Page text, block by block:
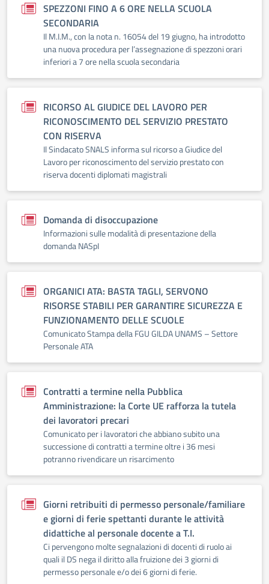
SPEZZONI FINO A 6 ORE NELLA SCUOLA
SECONDARIA
Il M.I.M., con la nota n. 16054 del 19 giugno, ha introdotto
una nuova procedura per l’assegnazione di spezzoni orari
inferiori a 7 ore nella scuola secondaria
RICORSO AL GIUDICE DEL LAVORO PER
RICONOSCIMENTO DEL SERVIZIO PRESTATO
CON RISERVA
Il Sindacato SNALS informa sul ricorso a Giudice del
Lavoro per riconoscimento del servizio prestato con
riserva docenti diplomati magistrali
Domanda di disoccupazione
Informazioni sulle modalità di presentazione della
domanda NASpI
ORGANICI ATA: BASTA TAGLI, SERVONO
RISORSE STABILI PER GARANTIRE SICUREZZA E
FUNZIONAMENTO DELLE SCUOLE
Comunicato Stampa della FGU GILDA UNAMS – Settore
Personale ATA
Contratti a termine nella Pubblica
Amministrazione: la Corte UE rafforza la tutela
dei lavoratori precari
Comunicato per i lavoratori che abbiano subito una
successione di contratti a termine oltre i 36 mesi
potranno rivendicare un risarcimento
Giorni retribuiti di permesso personale/familiare
e giorni di ferie spettanti durante le attività
didattiche al personale docente a T.I.
Ci pervengono molte segnalazioni di docenti di ruolo ai
quali il DS nega il diritto alla fruizione dei 3 giorni di
permesso personale e/o dei 6 giorni di ferie.